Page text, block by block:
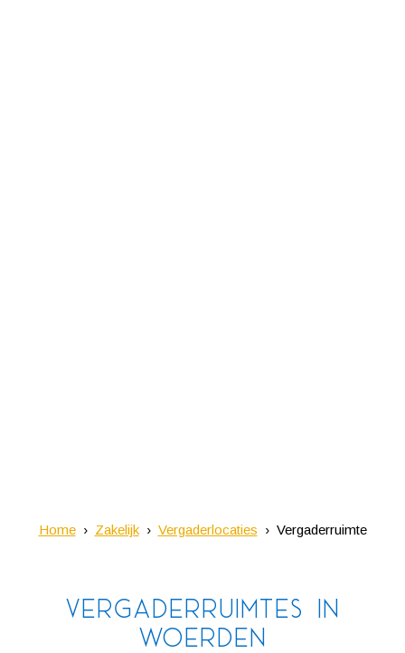
Home Zakelijk Vergaderlocaties Vergaderruimte
Vergaderruimtes in
Woerden